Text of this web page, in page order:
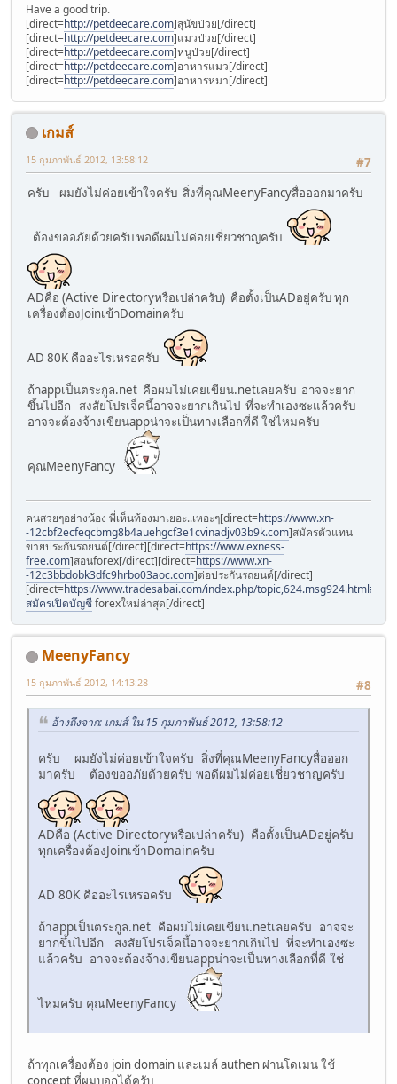
Have a good trip.
[direct=http://petdeecare.com]สุนัขป่วย[/direct]
[direct=http://petdeecare.com]แมวป่วย[/direct]
[direct=http://petdeecare.com]หนูป่วย[/direct]
[direct=http://petdeecare.com]อาหารแมว[/direct]
[direct=http://petdeecare.com]อาหารหมา[/direct]
เกมส์
#7
15 กุมภาพันธ์ 2012, 13:58:12
ครับ ผมยังไม่ค่อยเข้าใจครับ สิ่งที่คุณMeenyFancyสื่อออกมาครับ
ต้องขออภัยด้วยครับ พอดีผมไม่ค่อยเชี่ยวชาญครับ
ADคือ (Active Directoryหรือเปล่าครับ) คือตั้งเป็นADอยู่ครับ ทุก
เครื่องต้องJoinเข้าDomainครับ
AD 80K คืออะไรเหรอครับ
ถ้าappเป็นตระกูล.net คือผมไม่เคยเขียน.netเลยครับ อาจจะยาก
ขึ้นไปอีก สงสัยโปรเจ็คนี้อาจจะยากเกินไป ที่จะทำเองซะแล้วครับ
อาจจะต้องจ้างเขียนappน่าจะเป็นทางเลือกที่ดี ใช่ไหมครับ
คุณMeenyFancy
คนสวยๆอย่างน้อง พี่เห็นท้องมาเยอะ..เหอะๆ[direct=https://www.xn-
-12cbf2ecfeqcbmg8b4auehgcf3e1cvinadjv03b9k.com]สมัครตัวแทน
ขายประกันรถยนต์[/direct][direct=https://www.exness-
free.com]สอนforex[/direct][direct=https://www.xn-
-12c3bbdobk3dfc9hrbo03aoc.com]ต่อประกันรถยนต์[/direct]
[direct=https://www.tradesabai.com/index.php/
สมัครเปิดบัญชีforexใหม่ล่าสุด[/direct]
MeenyFancy
#8
15 กุมภาพันธ์ 2012, 14:13:28
อ้างถึงจาก: เกมส์ ใน 15 กุมภาพันธ์ 2012, 13:58:12
ครับ ผมยังไม่ค่อยเข้าใจครับ สิ่งที่คุณMeenyFancyสื่อออก
มาครับ ต้องขออภัยด้วยครับ พอดีผมไม่ค่อยเชี่ยวชาญครับ
ADคือ (Active Directoryหรือเปล่าครับ) คือตั้งเป็นADอยู่ครับ
ทุกเครื่องต้องJoinเข้าDomainครับ
AD 80K คืออะไรเหรอครับ
ถ้าappเป็นตระกูล.net คือผมไม่เคยเขียน.netเลยครับ อาจจะ
ยากขึ้นไปอีก สงสัยโปรเจ็คนี้อาจจะยากเกินไป ที่จะทำเองซะ
แล้วครับ อาจจะต้องจ้างเขียนappน่าจะเป็นทางเลือกที่ดี ใช่
ไหมครับ คุณMeenyFancy
ถ้าทุกเครื่องต้อง join domain และเมล์ authen ผ่านโดเมน ใช้